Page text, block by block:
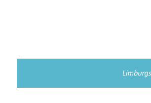
Limburgse VvEs met